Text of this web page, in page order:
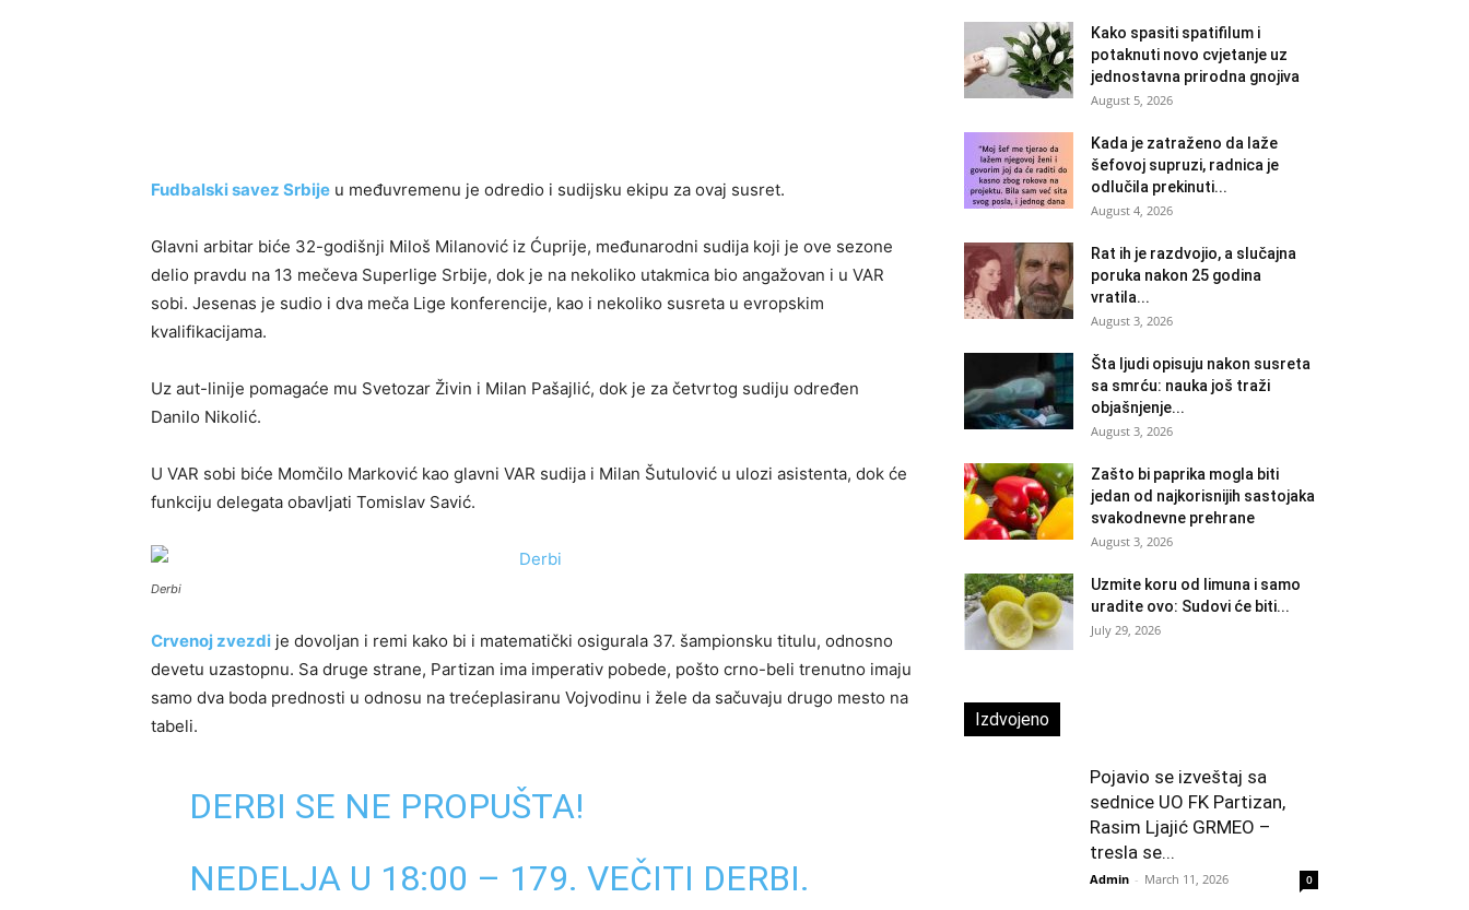
Fudbalski savez Srbije u međuvremenu je odredio i sudijsku ekipu za ovaj susret.
Glavni arbitar biće 32-godišnji Miloš Milanović iz Ćuprije, međunarodni sudija koji je ove sezone
delio pravdu na 13 mečeva Superlige Srbije, dok je na nekoliko utakmica bio angažovan i u VAR
sobi. Jesenas je sudio i dva meča Lige konferencije, kao i nekoliko susreta u evropskim
kvalifikacijama.
Uz aut-linije pomagaće mu Svetozar Živin i Milan Pašajlić, dok je za četvrtog sudiju određen
Danilo Nikolić.
U VAR sobi biće Momčilo Marković kao glavni VAR sudija i Milan Šutulović u ulozi asistenta, dok će
funkciju delegata obavljati Tomislav Savić.
Derbi
Crvenoj zvezdi je dovoljan i remi kako bi i matematički osigurala 37. šampionsku titulu, odnosno
devetu uzastopnu. Sa druge strane, Partizan ima imperativ pobede, pošto crno-beli trenutno imaju
samo dva boda prednosti u odnosu na trećeplasiranu Vojvodinu i žele da sačuvaju drugo mesto na
tabeli.
DERBI SE NE PROPUŠTA!
NEDELJA U 18:00 – 179. VEČITI DERBI.
Kako spasiti spatifilum i
potaknuti novo cvjetanje uz
jednostavna prirodna gnojiva
August 5, 2026
Kada je zatraženo da laže
šefovoj supruzi, radnica je
odlučila prekinuti...
August 4, 2026
Rat ih je razdvojio, a slučajna
poruka nakon 25 godina
vratila...
August 3, 2026
Šta ljudi opisuju nakon susreta
sa smrću: nauka još traži
objašnjenje...
August 3, 2026
Zašto bi paprika mogla biti
jedan od najkorisnijih sastojaka
svakodnevne prehrane
August 3, 2026
Uzmite koru od limuna i samo
uradite ovo: Sudovi će biti...
July 29, 2026
Izdvojeno
Pojavio se izveštaj sa
sednice UO FK Partizan,
Rasim Ljajić GRMEO –
tresla se...
Admin - March 11, 2026 0